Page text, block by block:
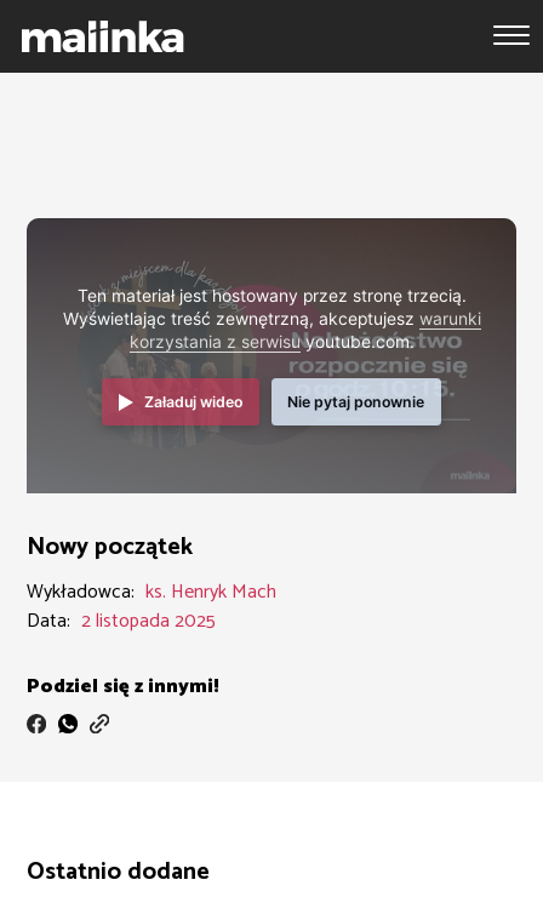
Ten materiał jest hostowany przez stronę trzecią.
Wyświetlając treść zewnętrzną, akceptujesz warunki
korzystania z serwisuyoutube.com.
Załaduj wideo Nie pytaj ponownie
Nowy początek
Wykładowca: ks. Henryk Mach
Data: 2 listopada 2025
Podziel się z innymi!
Ostatnio dodane